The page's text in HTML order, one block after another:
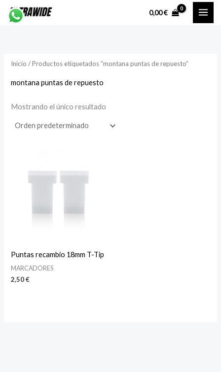
0,00€
Inicio / Productos etiquetados “montana puntas de repuesto”
montana puntas de repuesto
Mostrando el único resultado
Puntas recambio 18mm T-Tip
MARCADORES
2,50€